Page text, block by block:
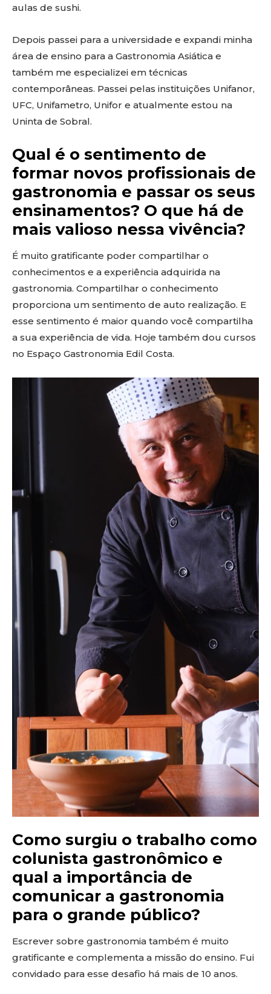
aulas de sushi.
Depois passei para a universidade e expandi minha
área de ensino para a Gastronomia Asiática e
também me especializei em técnicas
contemporâneas. Passei pelas instituições Unifanor,
UFC, Unifametro, Unifor e atualmente estou na
Uninta de Sobral.
Qual é o sentimento de
formar novos profissionais de
gastronomia e passar os seus
ensinamentos? O que há de
mais valioso nessa vivência?
É muito gratificante poder compartilhar o
conhecimentos e a experiência adquirida na
gastronomia. Compartilhar o conhecimento
proporciona um sentimento de auto realização. E
esse sentimento é maior quando você compartilha
a sua experiência de vida. Hoje também dou cursos
no Espaço Gastronomia Edil Costa.
Como surgiu o trabalho como
colunista gastronômico e
qual a importância de
comunicar a gastronomia
para o grande público?
Escrever sobre gastronomia também é muito
gratificante e complementa a missão do ensino. Fui
convidado para esse desafio há mais de 10 anos.